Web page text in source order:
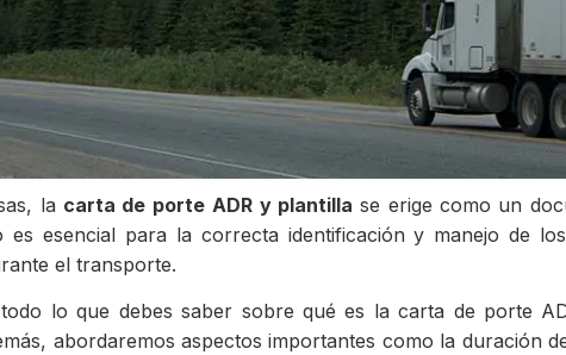
la carta de porte ADR y plantilla se erige como un
es esencial para la correcta identificación y manejo de
el transporte.
lo que debes saber sobre qué es la carta de porte
abordaremos aspectos importantes como la duración